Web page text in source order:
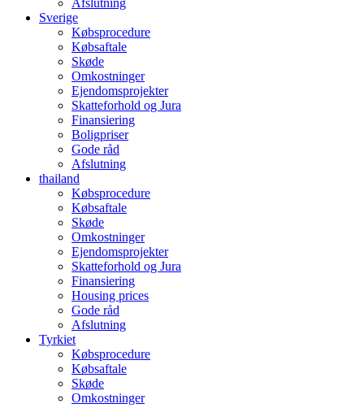
Sverige
Købsprocedure
Købsaftale
Skøde
Omkostninger
Ejendomsprojekter
Skatteforhold og Jura
Finansiering
Boligpriser
Gode råd
Afslutning
thailand
Købsprocedure
Købsaftale
Skøde
Omkostninger
Ejendomsprojekter
Skatteforhold og Jura
Finansiering
Housing prices
Gode råd
Afslutning
Tyrkiet
Købsprocedure
Købsaftale
Skøde
Omkostninger